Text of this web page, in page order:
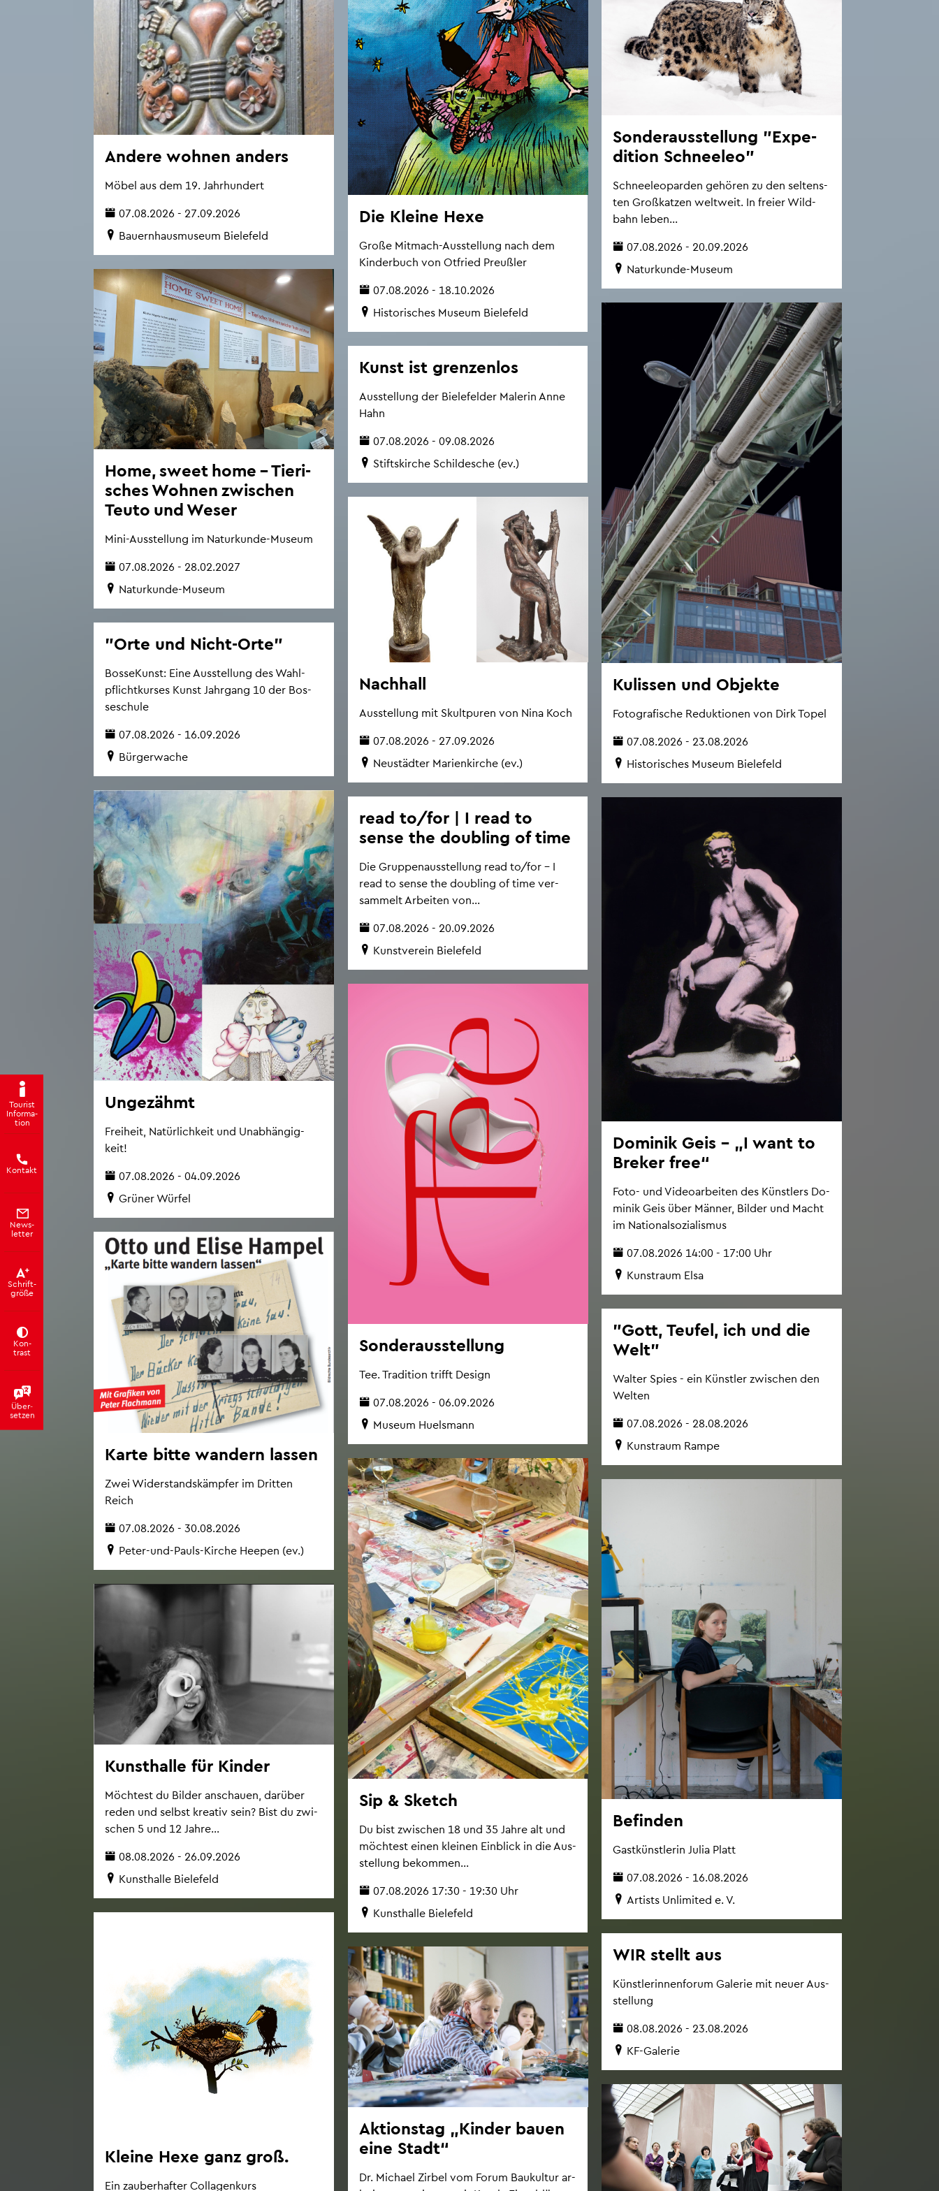
Tou­rist
In­for­ma­
ti­on
Kon­takt
News­
let­ter
Schrift­
grö­ße
Kon­
trast
Über­
set­zen
An­de­re woh­nen an­ders
Möbel aus dem 19. Jahr­hun­dert
07.08.2026 - 27.09.2026
Bau­ern­haus­mu­se­um Bie­le­feld
Die Klei­ne Hexe
Große Mit­mach-Aus­stel­lung nach dem
Kin­der­buch von Ot­fried Preu­ß­ler
07.08.2026 - 18.10.2026
His­to­ri­sches Mu­se­um Bie­le­feld
Son­der­aus­stel­lung "Ex­pe­
di­ti­on Schnee­leo"
Schnee­leo­par­den ge­hö­ren zu den sel­tens­
ten Gro­ß­kat­zen welt­weit. In frei­er Wild­
bahn leben...
07.08.2026 - 20.09.2026
Na­tur­kun­de-Mu­se­um
Home, sweet home – Tie­ri­
sches Woh­nen zwi­schen
Teuto und Weser
Mini-Aus­stel­lung im Na­tur­kun­de-Mu­se­um
07.08.2026 - 28.02.2027
Na­tur­kun­de-Mu­se­um
Ku­lis­sen und Ob­jek­te
Fo­to­gra­fi­sche Re­duk­tio­nen von Dirk Topel
07.08.2026 - 23.08.2026
His­to­ri­sches Mu­se­um Bie­le­feld
Kunst ist gren­zen­los
Aus­stel­lung der Bie­le­fel­der Ma­le­rin Anne
Hahn
07.08.2026 - 09.08.2026
Stifts­kir­che Schil­desche (ev.)
Nach­hall
Aus­stel­lung mit Skultpu­ren von Nina Koch
07.08.2026 - 27.09.2026
Neu­städ­ter Ma­ri­en­kir­che (ev.)
"Orte und Nicht-Orte"
Bos­se­Kunst: Eine Aus­stel­lung des Wahl­
pflicht­kur­ses Kunst Jahr­gang 10 der Bos­
se­schu­le
07.08.2026 - 16.09.2026
Bür­ger­wa­che
Un­ge­zähmt
Frei­heit, Na­tür­lich­keit und Un­ab­hän­gig­
keit!
07.08.2026 - 04.09.2026
Grü­ner Wür­fel
read to/for | I read to
sense the dou­bling of time
Die Grup­pen­aus­stel­lung read to/for – I
read to sense the dou­bling of time ver­
sam­melt Ar­bei­ten von...
07.08.2026 - 20.09.2026
Kunst­ver­ein Bie­le­feld
Do­mi­nik Geis – „I want to
Bre­ker free“
Foto- und Vi­deo­ar­bei­ten des Künst­lers Do­
mi­nik Geis über Män­ner, Bil­der und Macht
im Na­tio­nal­so­zia­lis­mus
07.08.2026 14:00 - 17:00 Uhr
Kunst­raum Elsa
Son­der­aus­stel­lung
Tee. Tra­di­ti­on trifft De­sign
07.08.2026 - 06.09.2026
Mu­se­um Hu­els­mann
Karte bitte wan­dern las­sen
Zwei Wi­der­stands­kämp­fer im Drit­ten
Reich
07.08.2026 - 30.08.2026
Peter-und-Pauls-Kir­che Hee­pen (ev.)
"Gott, Teu­fel, ich und die
Welt"
Wal­ter Spies - ein Künst­ler zwi­schen den
Wel­ten
07.08.2026 - 28.08.2026
Kunst­raum Rampe
Sip & Sketch
Du bist zwi­schen 18 und 35 Jahre alt und
möch­test einen klei­nen Ein­blick in die Aus­
stel­lung be­kom­men...
07.08.2026 17:30 - 19:30 Uhr
Kunst­hal­le Bie­le­feld
Be­fin­den
Gast­künst­le­rin Julia Platt
07.08.2026 - 16.08.2026
Ar­tists Un­li­mi­ted e. V.
Kunst­hal­le für Kin­der
Möch­test du Bil­der an­schau­en, dar­über
reden und selbst krea­tiv sein? Bist du zwi­
schen 5 und 12 Jahre...
08.08.2026 - 26.09.2026
Kunst­hal­le Bie­le­feld
Klei­ne Hexe ganz groß.
Ein zau­ber­haf­ter Col­la­gen­kurs
WIR stellt aus
Künst­le­rin­nen­fo­rum Ga­le­rie mit neuer Aus­
stel­lung
08.08.2026 - 23.08.2026
KF-Ga­le­rie
Ak­ti­ons­tag „Kin­der bauen
eine Stadt“
Dr. Mi­cha­el Zir­bel vom Forum Bau­kul­tur ar­